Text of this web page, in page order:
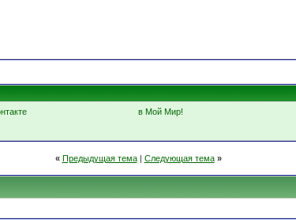
в Мой Мир!
« Предыдущая тема| Следующая тема »